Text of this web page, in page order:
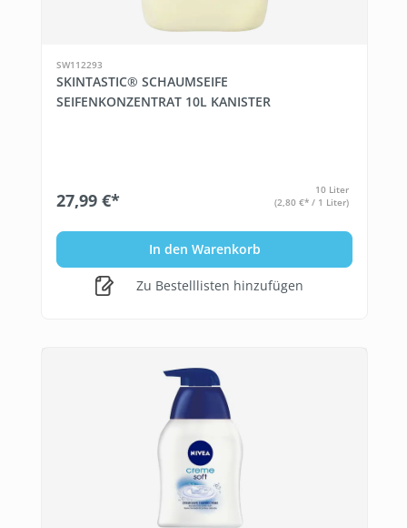
SW112293
SKINTASTIC® SCHAUMSEIFE
SEIFENKONZENTRAT 10L KANISTER
27,99 €*
10 Liter
(2,80 €* / 1 Liter)
In den Warenkorb
Zu Bestelllisten hinzufügen